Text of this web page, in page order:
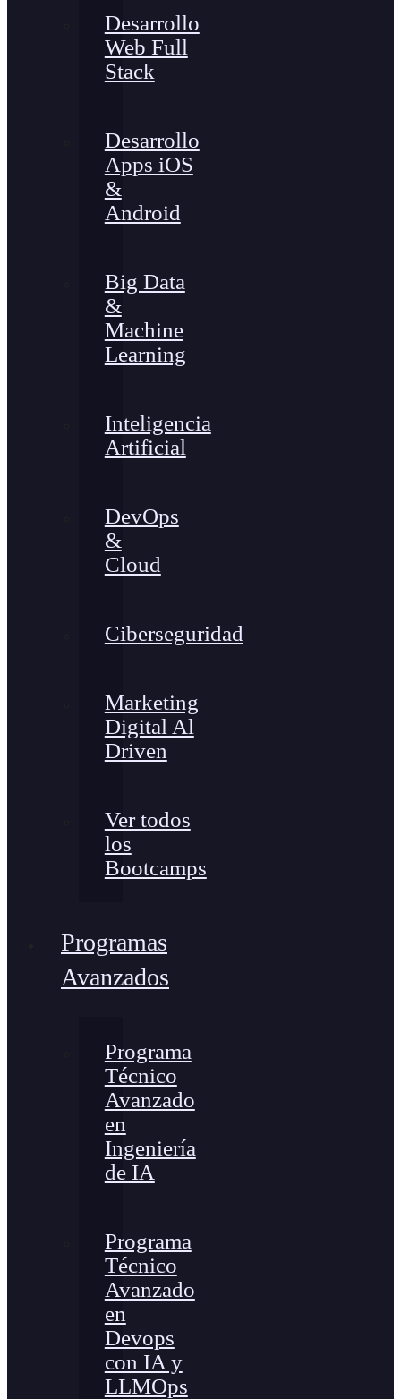
Desarrollo
Web Full
Stack
Desarrollo
Apps iOS
&
Android
Big Data
&
Machine
Learning
Inteligencia
Artificial
DevOps
&
Cloud
Ciberseguridad
Marketing
Digital Al
Driven
Ver todos
los
Bootcamps
Programas
Avanzados
Programa
Técnico
Avanzado
en
Ingeniería
de IA
Programa
Técnico
Avanzado
en
Devops
con IA y
LLMOps